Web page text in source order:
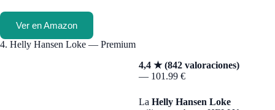
Ver en Amazon
4. Helly Hansen Loke — Premium
4,4 ★ (842 valoraciones)
— 101.99 €
LaHelly Hansen Loke